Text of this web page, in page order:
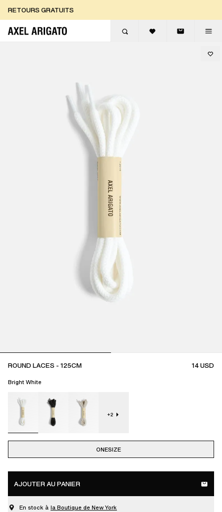
RETOURS GRATUITS
LIVRAISON EXPRESS GRATUITE
ROUND LACES - 125CM 14USD
Bright White
+2
ONESIZE
AJOUTER AU PANIER
En stock à la Boutique de New York